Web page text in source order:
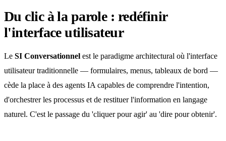
Du clic à la parole : redéfinir
l'interface utilisateur
Le SI Conversationnel est le paradigme architectural où l'interface
utilisateur traditionnelle — formulaires, menus, tableaux de bord —
cède la place à des agents IA capables de comprendre l'intention,
d'orchestrer les processus et de restituer l'information en langage
naturel. C'est le passage du 'cliquer pour agir' au 'dire pour obtenir'.